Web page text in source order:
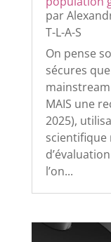
par
T-L-A-S
On pense
sécures
MAIS une
2025),
scientifique
l’on...